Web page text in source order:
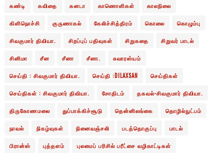
கண்டி கவிதை கனடா காணொளிகள் காலநிலை
கிளிநொச்சி குருணாகல் கேலிச்சித்திரம் கொலை கொழும்பு
சிவகுமார் திவியா. சிறப்புப் பதிவுகள் சிறுகதை சிறுவர் பாடல்
சினிமா சீன சீனா சீனா. சுவாரஸ்யம்
செய்தி : சிவகுமார் திவியா. செய்தி :DILAXSAN செய்திகள்
செய்திகள் : சிவகுமார் திவியா. சோதிடம் தகவல்-சிவகுமார் திவியா.
திருகோணமலை துப்பாக்கிச்சூடு தென்னிலங்கை தொழில்நுட்பம்
நாவல் நிகழ்வுகள் நினைவஞ்சலி படத்தொகுப்பு பாடல்
பிரான்ஸ் புத்தளம் புலமைப் பரிசில் பரீட்சை வழிகாட்டிகள்